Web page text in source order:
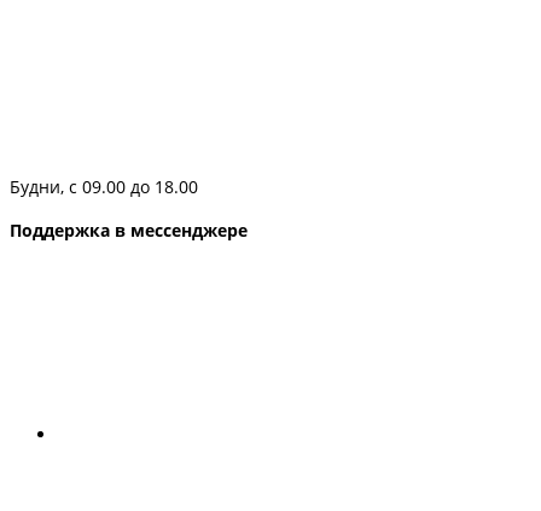
Будни, с 09.00 до 18.00
Поддержка в мессенджере